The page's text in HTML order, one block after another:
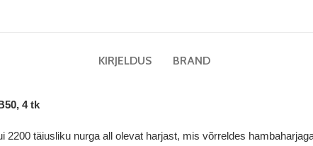
KIRJELDUS BRAND
4 tk
täiusliku nurga all olevat harjast, mis võrreldes